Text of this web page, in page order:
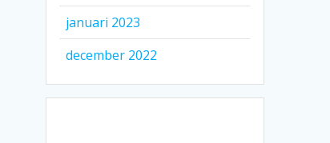
januari 2023
december 2022